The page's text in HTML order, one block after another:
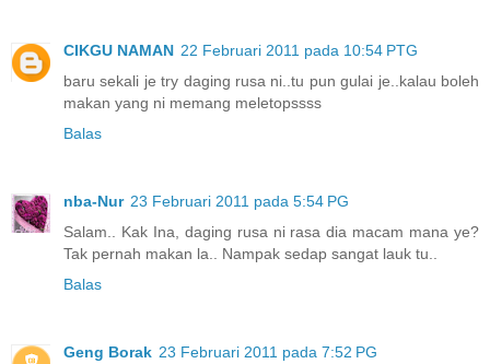
CIKGU NAMAN 22 Februari 2011 pada 10:54 PTG
baru sekali je try daging rusa ni..tu pun gulai je..kalau boleh
makan yang ni memang meletopssss
Balas
nba-Nur 23 Februari 2011 pada 5:54 PG
Salam.. Kak Ina, daging rusa ni rasa dia macam mana ye?
Tak pernah makan la.. Nampak sedap sangat lauk tu..
Balas
Geng Borak 23 Februari 2011 pada 7:52 PG